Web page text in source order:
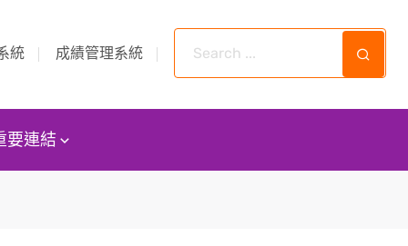
統 成績管理系統
要連結